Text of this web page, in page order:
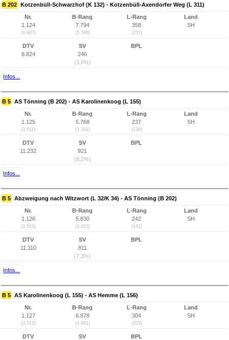
B 202 Kotzenbüll-Schwarzhof (K 132) - Kotzenbüll-Axendorfer Weg (L 311)
Nr.
1.124
(9.947)
B-Rang
7.794
(5.399)
L-Rang
358
(257)
Land
SH
DTV
6.824
SV
246
(3,6%)
BPL
Infos...
B 5 AS Tönning (B 202) - AS Karolinenkoog (L 155)
Nr.
1.125
(3.511)
B-Rang
5.768
(3.391)
L-Rang
237
(136)
Land
SH
DTV
11.232
SV
921
(8,2%)
BPL
Infos...
B 5 Abzweigung nach Witzwort (L 32/K 34) - AS Tönning (B 202)
Nr.
1.126
(3.510)
B-Rang
5.830
(3.453)
L-Rang
242
(141)
Land
SH
DTV
11.110
SV
811
(7,3%)
BPL
Infos...
B 5 AS Karolinenkoog (L 155) - AS Hemme (L 156)
Nr.
1.127
(3.512)
B-Rang
6.878
(4.491)
L-Rang
304
(203)
Land
SH
DTV
SV
BPL